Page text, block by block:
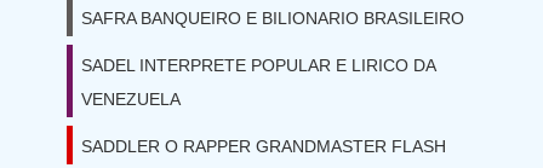
SAFRA BANQUEIRO E BILIONARIO BRASILEIRO
SADEL INTERPRETE POPULAR E LIRICO DA
VENEZUELA
SADDLER O RAPPER GRANDMASTER FLASH